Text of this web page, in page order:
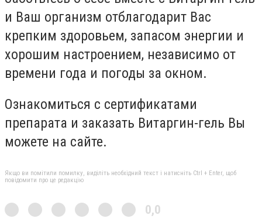
и Ваш организм отблагодарит Вас
крепким здоровьем, запасом энергии и
хорошим настроением, независимо от
времени года и погоды за окном.
Ознакомиться с сертификатами
препарата и заказать Витаргин-гель Вы
можете на сайте.
Якщо ви помітили помилку, виділіть необхідний текст і натисніть Ctrl + Enter, щоб
повідомити про це редакцію
0,0